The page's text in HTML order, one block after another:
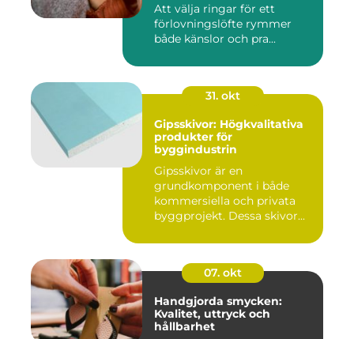
Att välja ringar för ett
förlovningslöfte rymmer
både känslor och pra...
31. okt
Gipsskivor: Högkvalitativa
produkter för
byggindustrin
Gipsskivor är en
grundkomponent i både
kommersiella och privata
byggprojekt. Dessa skivor...
07. okt
Handgjorda smycken:
Kvalitet, uttryck och
hållbarhet